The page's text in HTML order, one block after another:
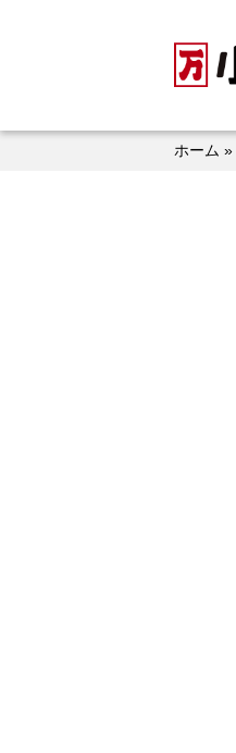
ホーム »